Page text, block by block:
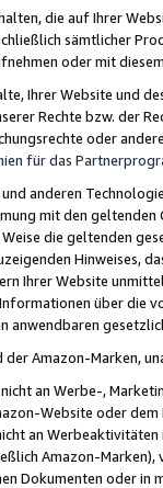
die auf Ihrer
sämtlicher
oder mit
Ihrer Website und
Rechte bzw. der
oder
für das
anderen
mit den
die geltenden
Hinweises,
Ihrer Website
über die
anwendbaren
Amazon-Marken,
an Werbe-,
Website oder
an
Amazon-
Dokumenten oder in